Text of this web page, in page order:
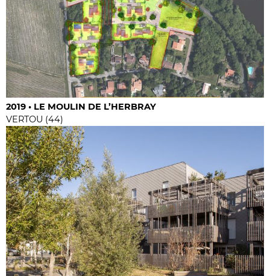
2019 • LE MOULIN DE L’HERBRAY
VERTOU (44)